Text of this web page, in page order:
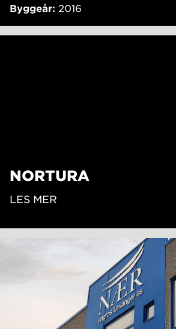
Byggeår: 2016
NORTURA
LES MER